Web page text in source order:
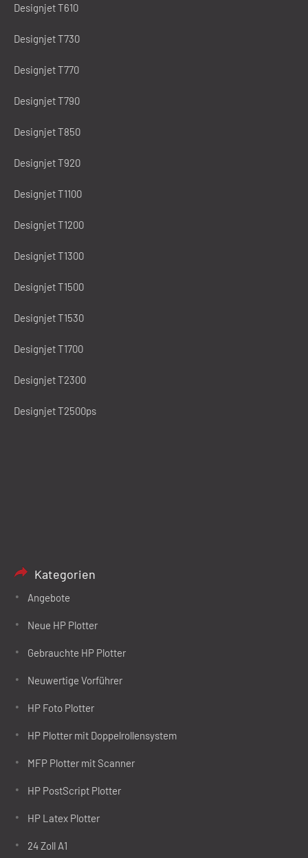
Designjet T610
Designjet T730
Designjet T770
Designjet T790
Designjet T850
Designjet T920
Designjet T1100
Designjet T1200
Designjet T1300
Designjet T1500
Designjet T1530
Designjet T1700
Designjet T2300
Designjet T2500ps
Kategorien
Angebote
Neue HP Plotter
Gebrauchte HP Plotter
Neuwertige Vorführer
HP Foto Plotter
HP Plotter mit Doppelrollensystem
MFP Plotter mit Scanner
HP PostScript Plotter
HP Latex Plotter
24 Zoll A1